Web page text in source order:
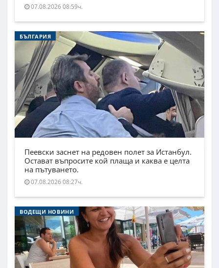
07.08.2026 08:59ч.
БЪЛГАРИЯ
Пеевски заснет на редовен полет за Истанбул.
Остават въпросите кой плаща и каква е целта
на пътуването.
07.08.2026 08:27ч.
ВОДЕЩИ НОВИНИ